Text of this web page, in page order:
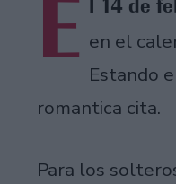
E l 14 de
en el
Estando
romantica cita.
Para los